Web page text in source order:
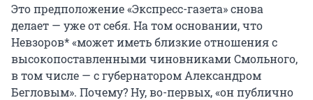
Это предположение «Экспресс-газета» снова
делает — уже от себя. На том основании, что
Невзоров* «может иметь близкие отношения с
высокопоставленными чиновниками Смольного,
в том числе — с губернатором Александром
Бегловым». Почему? Ну, во-первых, «он публично